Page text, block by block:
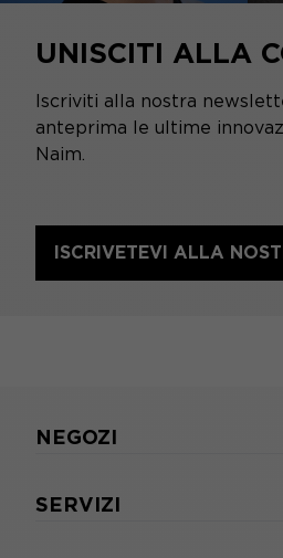
UNISCITI ALLA
Iscriviti alla nostra
anteprima le ultime
Naim.
ISCRIVETEVI ALLA
NEGOZI
SERVIZI